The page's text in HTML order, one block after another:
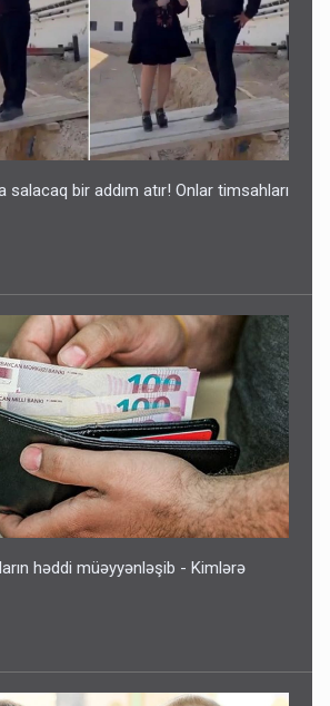
salacaq bir addım atır! Onlar timsahları
həddi müəyyənləşib - Kimlərə